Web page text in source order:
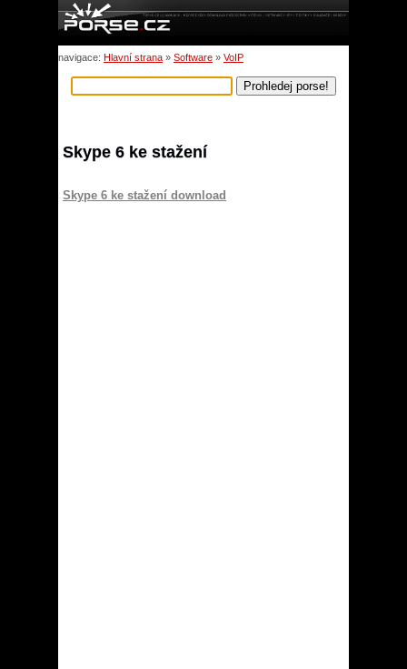
navigace: Hlavní strana » Software » VoIP
Skype 6 ke stažení
Skype 6 ke stažení download